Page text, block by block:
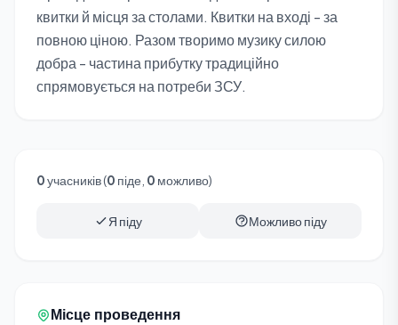
квитки й місця за столами. Квитки на вході - за
повною ціною. Разом творимо музику силою
добра - частина прибутку традиційно
спрямовується на потреби ЗСУ.
0учасників (0 піде, 0 можливо)
Я піду Можливо піду
Місце проведення